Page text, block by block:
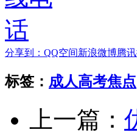
分享到： QQ空间新浪微博腾
标签： 成人高考焦点
上一篇：